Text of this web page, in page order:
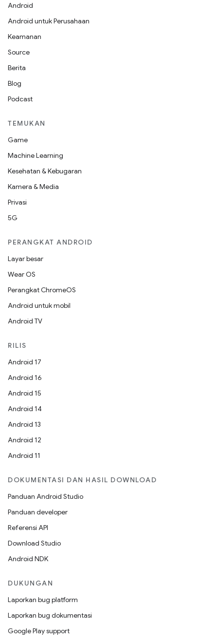
Android
Android untuk Perusahaan
Keamanan
Source
Berita
Blog
Podcast
TEMUKAN
Game
Machine Learning
Kesehatan & Kebugaran
Kamera & Media
Privasi
5G
PERANGKAT ANDROID
Layar besar
Wear OS
Perangkat ChromeOS
Android untuk mobil
Android TV
RILIS
Android 17
Android 16
Android 15
Android 14
Android 13
Android 12
Android 11
DOKUMENTASI DAN HASIL DOWNLOAD
Panduan Android Studio
Panduan developer
Referensi API
Download Studio
Android NDK
DUKUNGAN
Laporkan bug platform
Laporkan bug dokumentasi
Google Play support